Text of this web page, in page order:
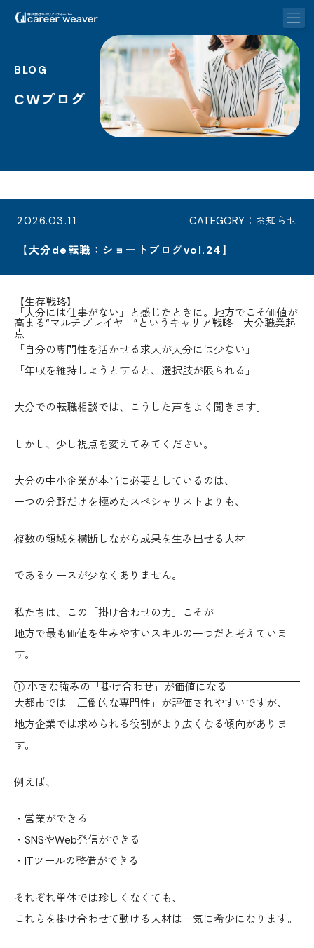
BLOG
CWブログ
2026.03.11 CATEGORY：お知らせ
【大分de転職：ショートブログvol.24】
【生存戦略】
「大分には仕事がない」と感じたときに。地方でこそ価値が
高まる“マルチプレイヤー”というキャリア戦略｜大分職業起
点
「自分の専門性を活かせる求人が大分には少ない」
「年収を維持しようとすると、選択肢が限られる」
大分での転職相談では、こうした声をよく聞きます。
しかし、少し視点を変えてみてください。
大分の中小企業が本当に必要としているのは、
一つの分野だけを極めたスペシャリストよりも、
複数の領域を横断しながら成果を生み出せる人材
であるケースが少なくありません。
私たちは、この「掛け合わせの力」こそが
地方で最も価値を生みやすいスキルの一つだと考えていま
す。
① 小さな強みの「掛け合わせ」が価値になる
大都市では「圧倒的な専門性」が評価されやすいですが、
地方企業では求められる役割がより広くなる傾向がありま
す。
例えば、
・営業ができる
・SNSやWeb発信ができる
・ITツールの整備ができる
それぞれ単体では珍しくなくても、
これらを掛け合わせて動ける人材は一気に希少になります。